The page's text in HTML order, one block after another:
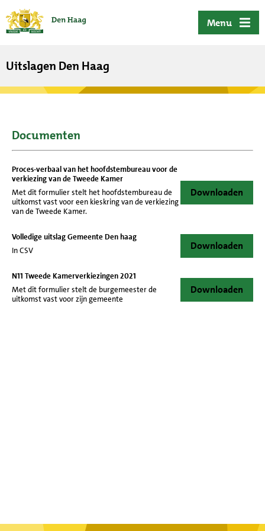
Menu
Uitslagen Den Haag
Documenten
Proces-verbaal van het hoofdstembureau voor de
verkiezing van de Tweede Kamer
Met dit formulier stelt het hoofdstembureau de
uitkomst vast voor een kieskring van de verkiezing
van de Tweede Kamer.
Downloaden
Volledige uitslag Gemeente Den haag
In CSV
Downloaden
N11 Tweede Kamerverkiezingen 2021
Met dit formulier stelt de burgemeester de
uitkomst vast voor zijn gemeente
Downloaden